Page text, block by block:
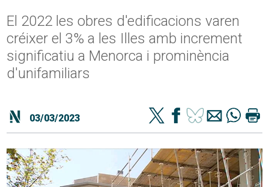
El 2022 les obres d'edificacions varen
créixer el 3% a les Illes amb increment
significatiu a Menorca i prominència
d'unifamiliars
03/03/2023